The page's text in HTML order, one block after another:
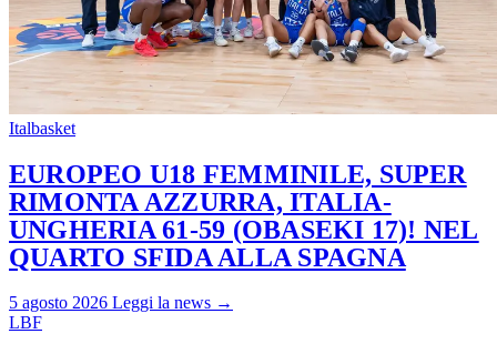
Italbasket
EUROPEO U18 FEMMINILE, SUPER
RIMONTA AZZURRA, ITALIA-
UNGHERIA 61-59 (OBASEKI 17)! NEL
QUARTO SFIDA ALLA SPAGNA
5 agosto 2026 Leggi la news →
LBF